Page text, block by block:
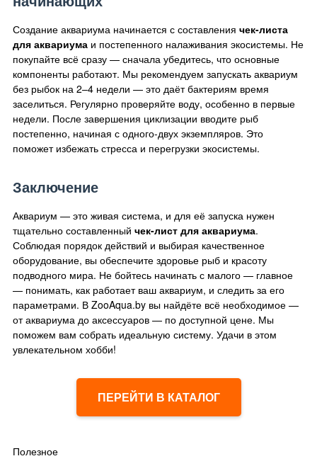
Создание аквариума начинается с составления чек-листа
для аквариума и постепенного налаживания экосистемы. Не
покупайте всё сразу — сначала убедитесь, что основные
компоненты работают. Мы рекомендуем запускать аквариум
без рыбок на 2–4 недели — это даёт бактериям время
заселиться. Регулярно проверяйте воду, особенно в первые
недели. После завершения циклизации вводите рыб
постепенно, начиная с одного-двух экземпляров. Это
поможет избежать стресса и перегрузки экосистемы.
Заключение
Аквариум — это живая система, и для её запуска нужен
тщательно составленный чек-лист для аквариума.
Соблюдая порядок действий и выбирая качественное
оборудование, вы обеспечите здоровье рыб и красоту
подводного мира. Не бойтесь начинать с малого — главное
— понимать, как работает ваш аквариум, и следить за его
параметрами. В ZooAqua.by вы найдёте всё необходимое —
от аквариума до аксессуаров — по доступной цене. Мы
поможем вам собрать идеальную систему. Удачи в этом
увлекательном хобби!
ПЕРЕЙТИ В КАТАЛОГ
Полезное